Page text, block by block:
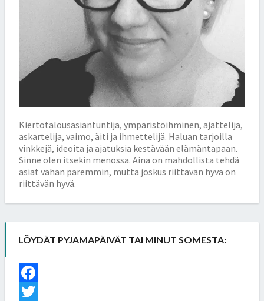
Kiertotalousasiantuntija, ympäristöihminen, ajattelija,
askartelija, vaimo, äiti ja ihmettelijä. Haluan tarjoilla
vinkkejä, ideoita ja ajatuksia kestävään elämäntapaan.
Sinne olen itsekin menossa. Aina on mahdollista tehdä
asiat vähän paremmin, mutta joskus riittävän hyvä on
riittävän hyvä.
LÖYDÄT PYJAMAPÄIVÄT TAI MINUT SOMESTA:
Facebook